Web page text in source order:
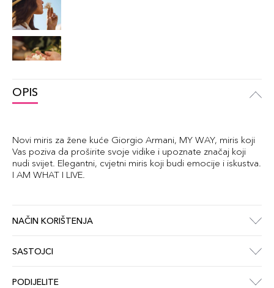
OPIS
Novi miris za žene kuće Giorgio Armani, MY WAY, miris koji
Vas poziva da proširite svoje vidike i upoznate značaj koji
nudi svijet. Elegantni, cvjetni miris koji budi emocije i iskustva.
I AM WHAT I LIVE.
NAČIN KORIŠTENJA
SASTOJCI
PODIJELITE